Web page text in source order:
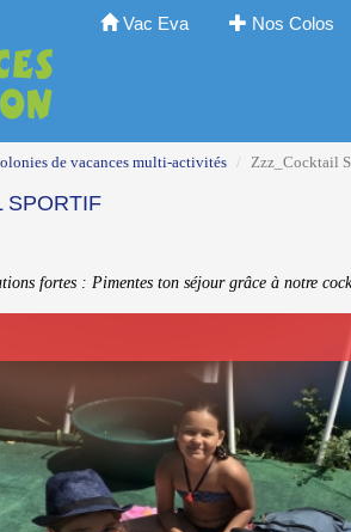
Vac Eva Nos Colos
de vacances multi-activités Zzz_Cocktail
SPORTIF
fortes : Pimentes ton séjour grâce à notre